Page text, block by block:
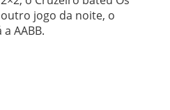
jogo da noite, o
AABB.